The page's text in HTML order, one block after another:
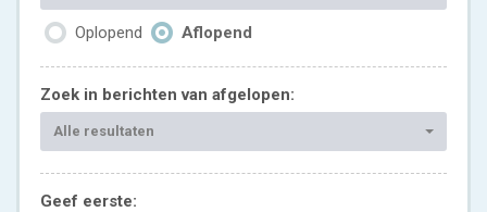
Oplopend Aflopend
Zoek in berichten van afgelopen:
Alle resultaten
Geef eerste: